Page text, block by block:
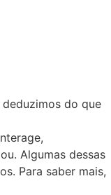
do que
Algumas dessas
Para saber mais,